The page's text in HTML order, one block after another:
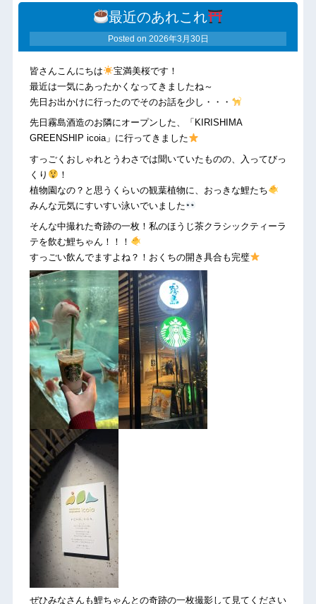
最近のあれこれ
Posted on 2026年3月30日
皆さんこんにちは
宝満美桜です！
最近は一気にあったかくなってきましたね～
先日お出かけに行ったのでそのお話を少し・・・
先日霧島酒造のお隣にオープンした、「KIRISHIMA
GREENSHIP icoia」に行ってきました
すっごくおしゃれとうわさでは聞いていたものの、入ってびっ
くり
！
植物園なの？と思うくらいの観葉植物に、おっきな鯉たち
みんな元気にすいすい泳いでいました
そんな中撮れた奇跡の一枚！私のほうじ茶クラシックティーラ
テを飲む鯉ちゃん！！！
すっごい飲んでますよね？！おくちの開き具合も完璧
ぜひみなさんも鯉ちゃんとの奇跡の一枚撮影して見てください